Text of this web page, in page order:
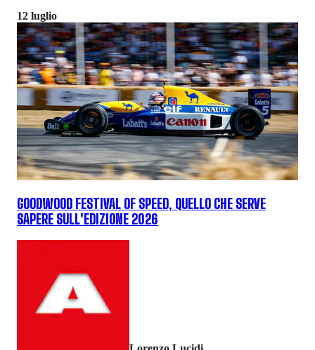
12 luglio
GOODWOOD FESTIVAL OF SPEED, QUELLO CHE SERVE
SAPERE SULL'EDIZIONE 2026